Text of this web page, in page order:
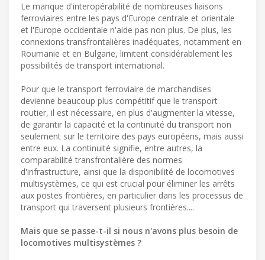
Le manque d'interopérabilité de nombreuses liaisons
ferroviaires entre les pays d'Europe centrale et orientale
et l'Europe occidentale n'aide pas non plus. De plus, les
connexions transfrontalières inadéquates, notamment en
Roumanie et en Bulgarie, limitent considérablement les
possibilités de transport international.
Pour que le transport ferroviaire de marchandises
devienne beaucoup plus compétitif que le transport
routier, il est nécessaire, en plus d'augmenter la vitesse,
de garantir la capacité et la continuité du transport non
seulement sur le territoire des pays européens, mais aussi
entre eux. La continuité signifie, entre autres, la
comparabilité transfrontalière des normes
d'infrastructure, ainsi que la disponibilité de locomotives
multisystèmes, ce qui est crucial pour éliminer les arrêts
aux postes frontières, en particulier dans les processus de
transport qui traversent plusieurs frontières....
Mais que se passe-t-il si nous n'avons plus besoin de
locomotives multisystèmes ?